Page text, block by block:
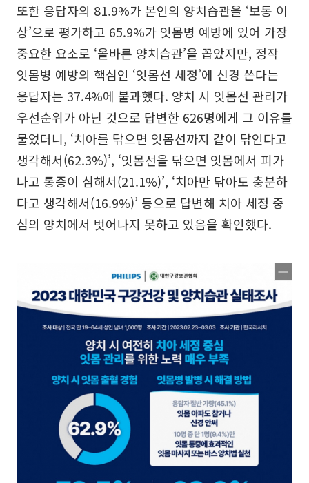
또한 응답자의 81.9%가 본인의 양치습관을 ‘보통 이
상’으로 평가하고 65.9%가 잇몸병 예방에 있어 가장
중요한 요소로 ‘올바른 양치습관’을 꼽았지만, 정작
잇몸병 예방의 핵심인 ‘잇몸선 세정’에 신경 쓴다는
응답자는 37.4%에 불과했다. 양치 시 잇몸선 관리가
우선순위가 아닌 것으로 답변한 626명에게 그 이유를
물었더니, ‘치아를 닦으면 잇몸선까지 같이 닦인다고
생각해서(62.3%)’, ‘잇몸선을 닦으면 잇몸에서 피가
나고 통증이 심해서(21.1%)’, ‘치아만 닦아도 충분하
다고 생각해서(16.9%)’ 등으로 답변해 치아 세정 중
심의 양치에서 벗어나지 못하고 있음을 확인했다.